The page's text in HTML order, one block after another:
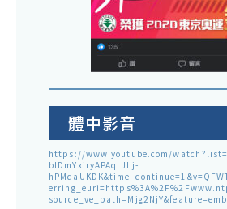
體中影音
https://www.youtube.com/
blDmYxiryAPAqLJLj-